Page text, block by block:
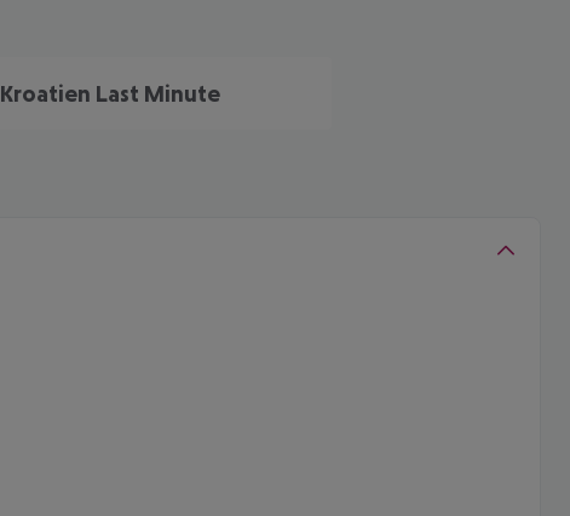
Kroatien Last Minute